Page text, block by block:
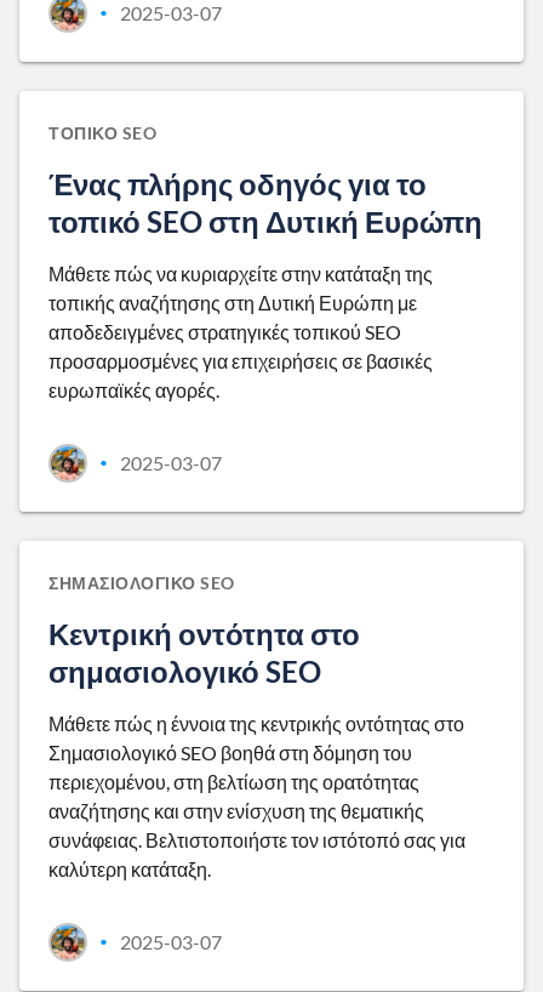
• 2025-03-07
ΤΟΠΙΚΌ SEO
Ένας πλήρης οδηγός για το
τοπικό SEO στη Δυτική Ευρώπη
Μάθετε πώς να κυριαρχείτε στην κατάταξη της
τοπικής αναζήτησης στη Δυτική Ευρώπη με
αποδεδειγμένες στρατηγικές τοπικού SEO
προσαρμοσμένες για επιχειρήσεις σε βασικές
ευρωπαϊκές αγορές.
• 2025-03-07
ΣΗΜΑΣΙΟΛΟΓΙΚΌ SEO
Κεντρική οντότητα στο
σημασιολογικό SEO
Μάθετε πώς η έννοια της κεντρικής οντότητας στο
Σημασιολογικό SEO βοηθά στη δόμηση του
περιεχομένου, στη βελτίωση της ορατότητας
αναζήτησης και στην ενίσχυση της θεματικής
συνάφειας. Βελτιστοποιήστε τον ιστότοπό σας για
καλύτερη κατάταξη.
• 2025-03-07